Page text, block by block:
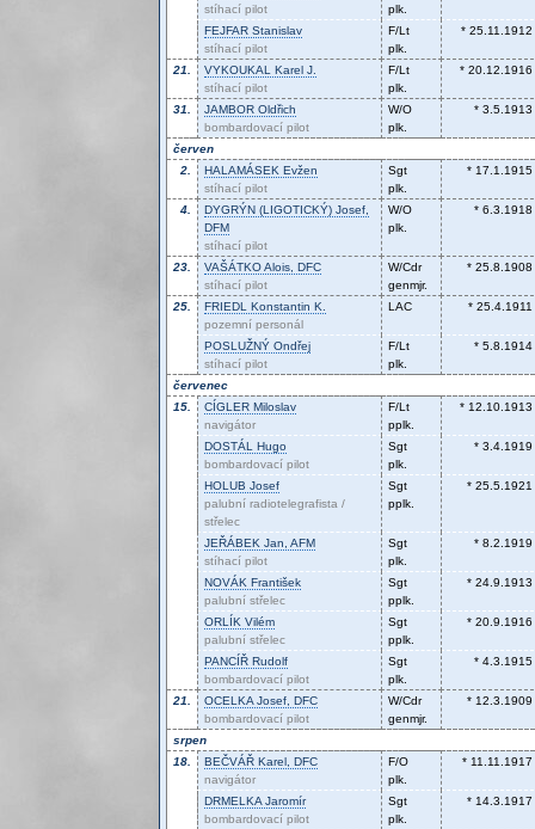
stíhací pilot
plk.
FEJFAR Stanislav
stíhací pilot
F/Lt
plk.
* 25.11.1912
21. VYKOUKAL Karel J.
stíhací pilot
F/Lt
plk.
* 20.12.1916
31. JAMBOR Oldřich
bombardovací pilot
W/O
plk.
* 3.5.1913
červen
2.
HALAMÁSEK Evžen
stíhací pilot
Sgt
plk.
* 17.1.1915
4. DYGRÝN (LIGOTICKÝ) Josef,
DFM
stíhací pilot
W/O
plk.
* 6.3.1918
23. VAŠÁTKOAlois, DFC
stíhací pilot
W/Cdr
genmjr.
* 25.8.1908
25. FRIEDL Konstantin K.
pozemní personál
LAC * 25.4.1911
POSLUŽNÝ Ondřej
stíhací pilot
F/Lt
plk.
* 5.8.1914
červenec
15.
CÍGLER Miloslav
navigátor
F/Lt
pplk.
* 12.10.1913
DOSTÁL Hugo
bombardovací pilot
Sgt
plk.
* 3.4.1919
HOLUB Josef
palubní radiotelegrafista /
střelec
Sgt
pplk.
* 25.5.1921
JEŘÁBEK Jan, AFM
stíhací pilot
Sgt
plk.
* 8.2.1919
NOVÁK František
palubní střelec
Sgt
pplk.
* 24.9.1913
ORLÍK Vilém
palubní střelec
Sgt
pplk.
* 20.9.1916
PANCÍŘ Rudolf
bombardovací pilot
Sgt
plk.
* 4.3.1915
21. OCELKAJosef, DFC
bombardovací pilot
W/Cdr
genmjr.
* 12.3.1909
srpen
18.
BEČVÁŘ Karel, DFC
navigátor
F/O
plk.
* 11.11.1917
DRMELKAJaromír
bombardovací pilot
Sgt
plk.
* 14.3.1917